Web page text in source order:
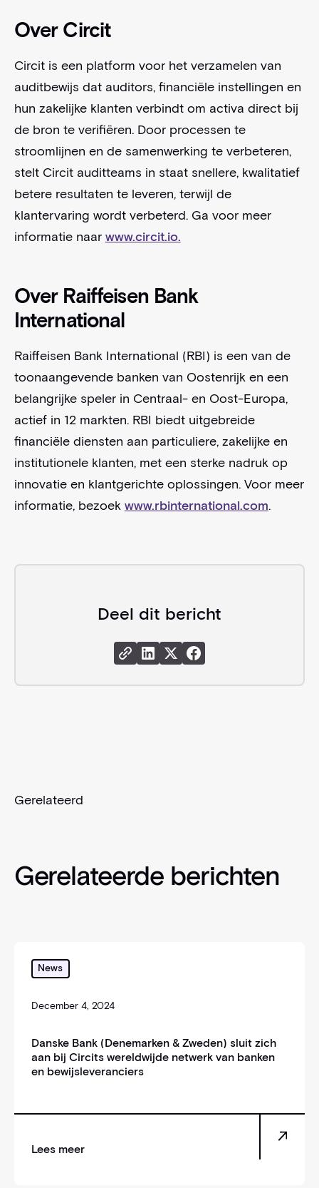
Over Circit
Circit is een platform voor het verzamelen van
auditbewijs dat auditors, financiële instellingen en
hun zakelijke klanten verbindt om activa direct bij
de bron te verifiëren. Door processen te
stroomlijnen en de samenwerking te verbeteren,
stelt Circit auditteams in staat snellere, kwalitatief
betere resultaten te leveren, terwijl de
klantervaring wordt verbeterd. Ga voor meer
informatie naar www.circit.io.
Over Raiffeisen Bank
International
Raiffeisen Bank International (RBI) is een van de
toonaangevende banken van Oostenrijk en een
belangrijke speler in Centraal- en Oost-Europa,
actief in 12 markten. RBI biedt uitgebreide
financiële diensten aan particuliere, zakelijke en
institutionele klanten, met een sterke nadruk op
innovatie en klantgerichte oplossingen. Voor meer
informatie, bezoek www.rbinternational.com.
Deel dit bericht
Gerelateerd
Gerelateerde berichten
News
December 4, 2024
Danske Bank (Denemarken & Zweden) sluit zich
aan bij Circits wereldwijde netwerk van banken
en bewijsleveranciers
Lees meer